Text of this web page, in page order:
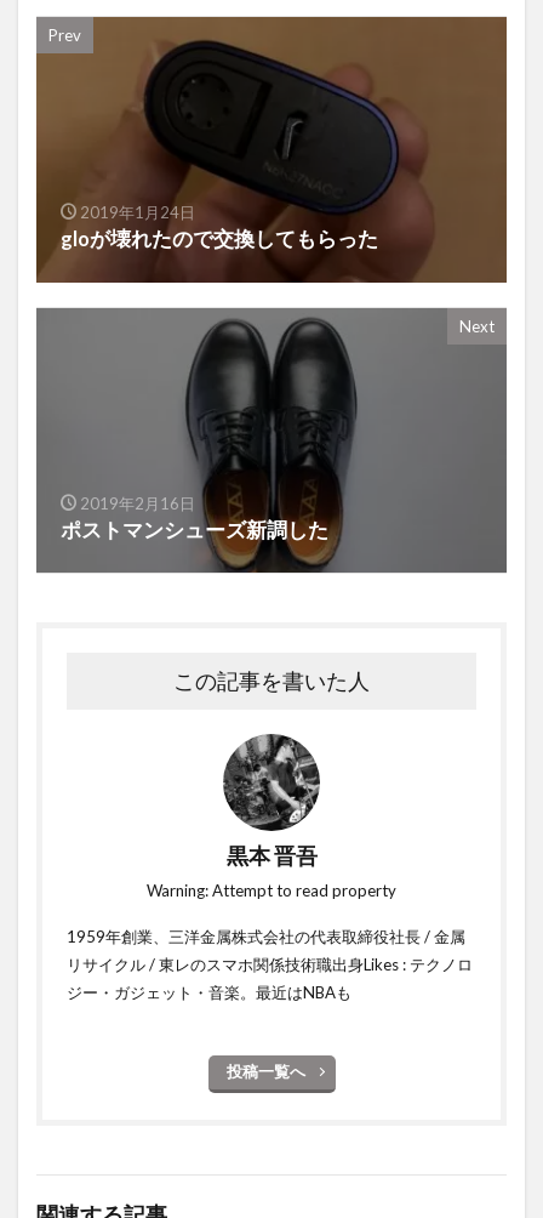
Prev
2019年1月24日
gloが壊れたので交換してもらった
Next
2019年2月16日
ポストマンシューズ新調した
この記事を書いた人
黒本 晋吾
Warning: Attempt to read property
1959年創業、三洋金属株式会社の代表取締役社長 / 金属
リサイクル / 東レのスマホ関係技術職出身Likes : テクノロ
ジー・ガジェット・音楽。最近はNBAも
投稿一覧へ